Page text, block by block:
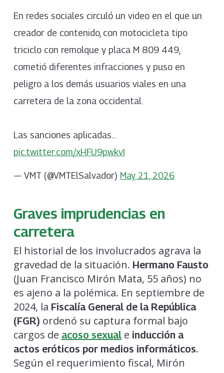
En redes sociales circuló un video en el que un
creador de contenido, con motocicleta tipo
triciclo con remolque y placa M 809 449,
cometió diferentes infracciones y puso en
peligro a los demás usuarios viales en una
carretera de la zona occidental.
Las sanciones aplicadas…
pic.twitter.com/xHFU9pwkvI
— VMT (@VMTElSalvador) May 21, 2026
Graves imprudencias en
carretera
El historial de los involucrados agrava la
gravedad de la situación. Hermano Fausto
(Juan Francisco Mirón Mata, 55 años) no
es ajeno a la polémica. En septiembre de
2024, la Fiscalía General de la República
(FGR) ordenó su captura formal bajo
cargos de acoso sexuale inducción a
actos eróticos por medios informáticos.
Según el requerimiento fiscal, Mirón